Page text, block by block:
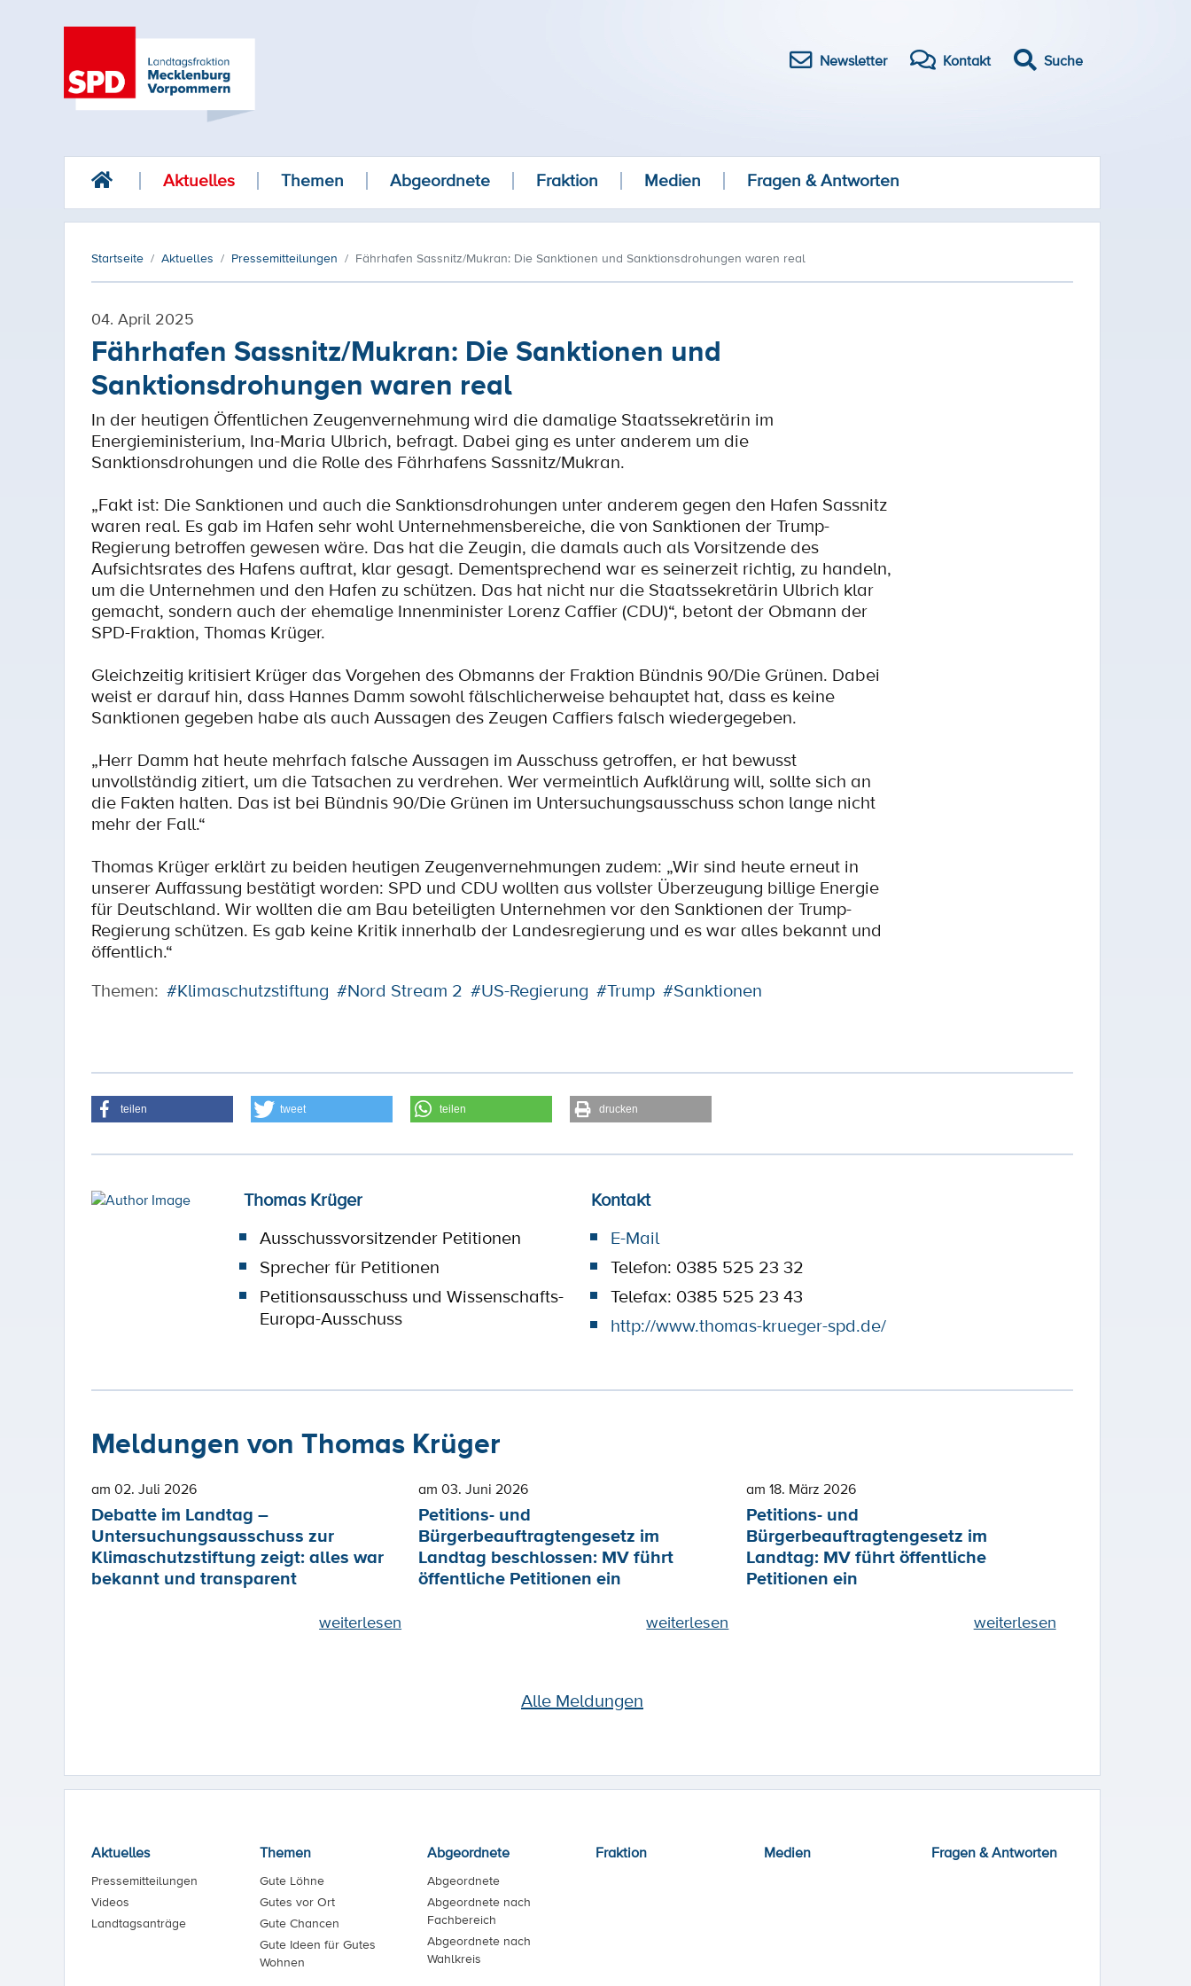
Newsletter Kontakt Suche
Aktuelles Themen Abgeordnete Fraktion Medien Fragen & Antworten
Startseite Aktuelles Pressemitteilungen Fährhafen Sassnitz/Mukran: Die Sanktionen und Sanktionsdrohungen waren real
04. April 2025
Fährhafen Sassnitz/Mukran: Die Sanktionen und
Sanktionsdrohungen waren real
In der heutigen Öffentlichen Zeugenvernehmung wird die damalige Staatssekretärin im
Energieministerium, Ina-Maria Ulbrich, befragt. Dabei ging es unter anderem um die
Sanktionsdrohungen und die Rolle des Fährhafens Sassnitz/Mukran.
„Fakt ist: Die Sanktionen und auch die Sanktionsdrohungen unter anderem gegen den Hafen Sassnitz
waren real. Es gab im Hafen sehr wohl Unternehmensbereiche, die von Sanktionen der Trump-
Regierung betroffen gewesen wäre. Das hat die Zeugin, die damals auch als Vorsitzende des
Aufsichtsrates des Hafens auftrat, klar gesagt. Dementsprechend war es seinerzeit richtig, zu handeln,
um die Unternehmen und den Hafen zu schützen. Das hat nicht nur die Staatssekretärin Ulbrich klar
gemacht, sondern auch der ehemalige Innenminister Lorenz Caffier (CDU)“, betont der Obmann der
SPD-Fraktion, Thomas Krüger.
Gleichzeitig kritisiert Krüger das Vorgehen des Obmanns der Fraktion Bündnis 90/Die Grünen. Dabei
weist er darauf hin, dass Hannes Damm sowohl fälschlicherweise behauptet hat, dass es keine
Sanktionen gegeben habe als auch Aussagen des Zeugen Caffiers falsch wiedergegeben.
„Herr Damm hat heute mehrfach falsche Aussagen im Ausschuss getroffen, er hat bewusst
unvollständig zitiert, um die Tatsachen zu verdrehen. Wer vermeintlich Aufklärung will, sollte sich an
die Fakten halten. Das ist bei Bündnis 90/Die Grünen im Untersuchungsausschuss schon lange nicht
mehr der Fall.“
Thomas Krüger erklärt zu beiden heutigen Zeugenvernehmungen zudem: „Wir sind heute erneut in
unserer Auffassung bestätigt worden: SPD und CDU wollten aus vollster Überzeugung billige Energie
für Deutschland. Wir wollten die am Bau beteiligten Unternehmen vor den Sanktionen der Trump-
Regierung schützen. Es gab keine Kritik innerhalb der Landesregierung und es war alles bekannt und
öffentlich.“
Themen: #Klimaschutzstiftung #Nord Stream 2 #US-Regierung #Trump #Sanktionen
teilen tweet teilen drucken
Thomas Krüger
Kontakt
Ausschussvorsitzender Petitionen
Sprecher für Petitionen
Petitionsausschuss und Wissenschafts-
Europa-Ausschuss
E-Mail
Telefon: 0385 525 23 32
Telefax: 0385 525 23 43
http://www.thomas-krueger-spd.de/
Meldungen von Thomas Krüger
am 02. Juli 2026
Debatte im Landtag –
Untersuchungsausschuss zur
Klimaschutzstiftung zeigt: alles war
bekannt und transparent
weiterlesen
am 03. Juni 2026
Petitions- und
Bürgerbeauftragtengesetz im
Landtag beschlossen: MV führt
öffentliche Petitionen ein
weiterlesen
am 18. März 2026
Petitions- und
Bürgerbeauftragtengesetz im
Landtag: MV führt öffentliche
Petitionen ein
weiterlesen
Alle Meldungen
Aktuelles
Pressemitteilungen
Videos
Landtagsanträge
Themen
Gute Löhne
Gutes vor Ort
Gute Chancen
Gute Ideen für Gutes
Wohnen
Abgeordnete
Abgeordnete
Abgeordnete nach
Fachbereich
Abgeordnete nach
Wahlkreis
Fraktion Medien Fragen & Antworten